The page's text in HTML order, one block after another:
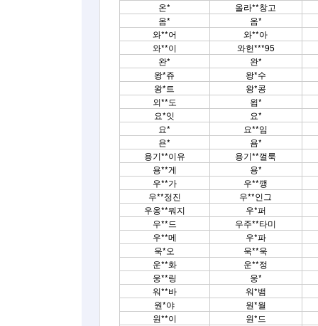
온*
올라**창고
옴*
옴*
와**어
와**아
와**이
와헌***95
완*
완*
왕*쥬
왕*수
왕*트
왕*콩
외**도
욈*
요*잇
요*
요*
요**임
욘*
욤*
용기**이유
용기**껄룩
용**게
용*
우**가
우**깽
우**정진
우**인그
우옹**뭐지
우*퍼
우**드
우주**타미
우**메
우*파
욱*오
욱**욱
운**화
운**정
웅**링
웅*
워**바
워*뱀
원*야
원*월
원**이
원*드